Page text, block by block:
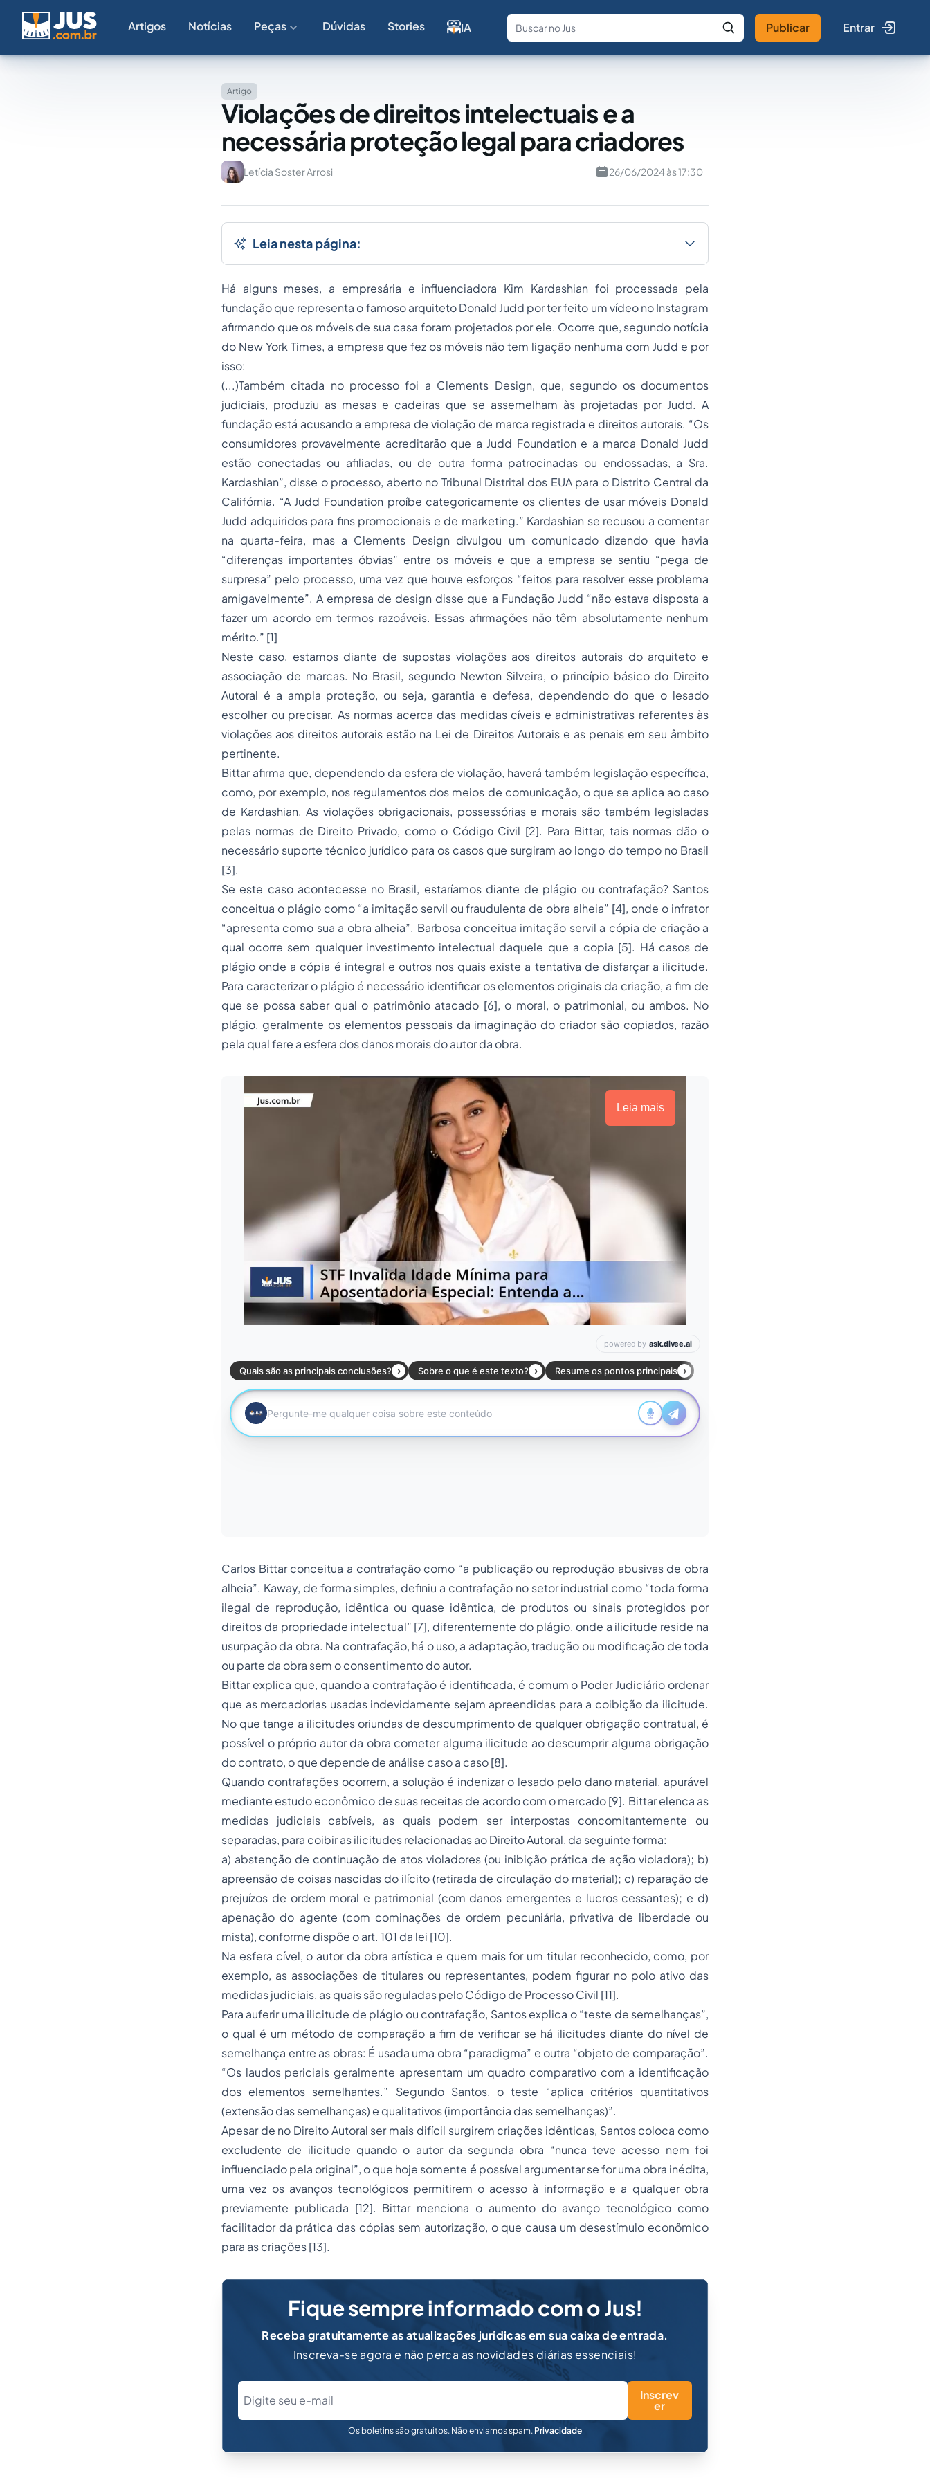
Artigos Notícias Peças Dúvidas Stories IA
Fale com a IA Buscar no Jus
Publicar Entrar
Artigo
Violações de direitos intelectuais e a
necessária proteção legal para criadores
Letícia Soster Arrosi 26/06/2024 às 17:30
Leia nesta página:
Há alguns meses, a empresária e influenciadora Kim Kardashian foi processada pela
fundação que representa o famoso arquiteto Donald Judd por ter feito um vídeo no Instagram
afirmando que os móveis de sua casa foram projetados por ele. Ocorre que, segundo notícia
do New York Times, a empresa que fez os móveis não tem ligação nenhuma com Judd e por
isso:
(...)Também citada no processo foi a Clements Design, que, segundo os documentos
judiciais, produziu as mesas e cadeiras que se assemelham às projetadas por Judd. A
fundação está acusando a empresa de violação de marca registrada e direitos autorais. “Os
consumidores provavelmente acreditarão que a Judd Foundation e a marca Donald Judd
estão conectadas ou afiliadas, ou de outra forma patrocinadas ou endossadas, a Sra.
Kardashian”, disse o processo, aberto no Tribunal Distrital dos EUA para o Distrito Central da
Califórnia. “A Judd Foundation proíbe categoricamente os clientes de usar móveis Donald
Judd adquiridos para fins promocionais e de marketing.” Kardashian se recusou a comentar
na quarta-feira, mas a Clements Design divulgou um comunicado dizendo que havia
“diferenças importantes óbvias” entre os móveis e que a empresa se sentiu “pega de
surpresa” pelo processo, uma vez que houve esforços “feitos para resolver esse problema
amigavelmente”. A empresa de design disse que a Fundação Judd “não estava disposta a
fazer um acordo em termos razoáveis. Essas afirmações não têm absolutamente nenhum
mérito.” [1]
Neste caso, estamos diante de supostas violações aos direitos autorais do arquiteto e
associação de marcas. No Brasil, segundo Newton Silveira, o princípio básico do Direito
Autoral é a ampla proteção, ou seja, garantia e defesa, dependendo do que o lesado
escolher ou precisar. As normas acerca das medidas cíveis e administrativas referentes às
violações aos direitos autorais estão na Lei de Direitos Autorais e as penais em seu âmbito
pertinente.
Bittar afirma que, dependendo da esfera de violação, haverá também legislação específica,
como, por exemplo, nos regulamentos dos meios de comunicação, o que se aplica ao caso
de Kardashian. As violações obrigacionais, possessórias e morais são também legisladas
pelas normas de Direito Privado, como o Código Civil [2]. Para Bittar, tais normas dão o
necessário suporte técnico jurídico para os casos que surgiram ao longo do tempo no Brasil
[3].
Se este caso acontecesse no Brasil, estaríamos diante de plágio ou contrafação? Santos
conceitua o plágio como “a imitação servil ou fraudulenta de obra alheia” [4], onde o infrator
“apresenta como sua a obra alheia”. Barbosa conceitua imitação servil a cópia de criação a
qual ocorre sem qualquer investimento intelectual daquele que a copia [5]. Há casos de
plágio onde a cópia é integral e outros nos quais existe a tentativa de disfarçar a ilicitude.
Para caracterizar o plágio é necessário identificar os elementos originais da criação, a fim de
que se possa saber qual o patrimônio atacado [6], o moral, o patrimonial, ou ambos. No
plágio, geralmente os elementos pessoais da imaginação do criador são copiados, razão
pela qual fere a esfera dos danos morais do autor da obra.
Leia mais
Carlos Bittar conceitua a contrafação como “a publicação ou reprodução abusivas de obra
alheia”. Kaway, de forma simples, definiu a contrafação no setor industrial como “toda forma
ilegal de reprodução, idêntica ou quase idêntica, de produtos ou sinais protegidos por
direitos da propriedade intelectual” [7], diferentemente do plágio, onde a ilicitude reside na
usurpação da obra. Na contrafação, há o uso, a adaptação, tradução ou modificação de toda
ou parte da obra sem o consentimento do autor.
Bittar explica que, quando a contrafação é identificada, é comum o Poder Judiciário ordenar
que as mercadorias usadas indevidamente sejam apreendidas para a coibição da ilicitude.
No que tange a ilicitudes oriundas de descumprimento de qualquer obrigação contratual, é
possível o próprio autor da obra cometer alguma ilicitude ao descumprir alguma obrigação
do contrato, o que depende de análise caso a caso [8].
Quando contrafações ocorrem, a solução é indenizar o lesado pelo dano material, apurável
mediante estudo econômico de suas receitas de acordo com o mercado [9]. Bittar elenca as
medidas judiciais cabíveis, as quais podem ser interpostas concomitantemente ou
separadas, para coibir as ilicitudes relacionadas ao Direito Autoral, da seguinte forma:
a) abstenção de continuação de atos violadores (ou inibição prática de ação violadora); b)
apreensão de coisas nascidas do ilícito (retirada de circulação do material); c) reparação de
prejuízos de ordem moral e patrimonial (com danos emergentes e lucros cessantes); e d)
apenação do agente (com cominações de ordem pecuniária, privativa de liberdade ou
mista), conforme dispõe o art. 101 da lei [10].
Na esfera cível, o autor da obra artística e quem mais for um titular reconhecido, como, por
exemplo, as associações de titulares ou representantes, podem figurar no polo ativo das
medidas judiciais, as quais são reguladas pelo Código de Processo Civil [11].
Para auferir uma ilicitude de plágio ou contrafação, Santos explica o “teste de semelhanças”,
o qual é um método de comparação a fim de verificar se há ilicitudes diante do nível de
semelhança entre as obras: É usada uma obra “paradigma” e outra “objeto de comparação”.
“Os laudos periciais geralmente apresentam um quadro comparativo com a identificação
dos elementos semelhantes.” Segundo Santos, o teste “aplica critérios quantitativos
(extensão das semelhanças) e qualitativos (importância das semelhanças)”.
Apesar de no Direito Autoral ser mais difícil surgirem criações idênticas, Santos coloca como
excludente de ilicitude quando o autor da segunda obra “nunca teve acesso nem foi
influenciado pela original”, o que hoje somente é possível argumentar se for uma obra inédita,
uma vez os avanços tecnológicos permitirem o acesso à informação e a qualquer obra
previamente publicada [12]. Bittar menciona o aumento do avanço tecnológico como
facilitador da prática das cópias sem autorização, o que causa um desestímulo econômico
para as criações [13].
Fique sempre informado com o Jus!
Receba gratuitamente as atualizações jurídicas em sua caixa de entrada.
Inscreva-se agora e não perca as novidades diárias essenciais!
Inscrev
er
Os boletins são gratuitos. Não enviamos spam. Privacidade